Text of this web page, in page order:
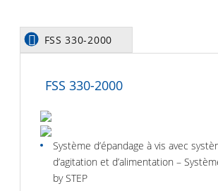
FSS 330-2000
FSS 330-2000
Système d’épandage à vis avec
d’agitation et d’alimentation –
by STEP